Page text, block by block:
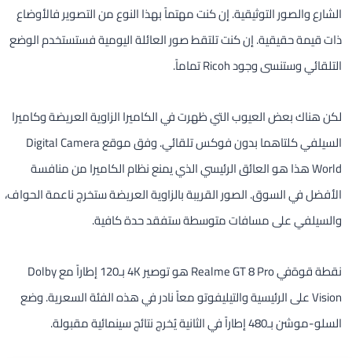
الشارع والصور التوثيقية. إن كنت مهتماً بهذا النوع من التصوير فالأوضاع
ذات قيمة حقيقية. إن كنت تلتقط صور العائلة اليومية فستستخدم الوضع
التلقائي وستنسى وجود Ricoh تماماً.
لكن هناك بعض العيوب التي ظهرت في الكاميرا الزاوية العريضة وكاميرا
السيلفي كلتاهما بدون فوكس تلقائي. وفق موقع Digital Camera
World هذا هو العائق الرئيسي الذي يمنع نظام الكاميرا من منافسة
الأفضل في السوق. الصور القريبة بالزاوية العريضة ستخرج ناعمة الحواف،
والسيلفي على مسافات متوسطة ستفقد حدة كافية.
نقطة قوةفي Realme GT 8 Pro هو توصير 4K بـ120 إطاراً مع Dolby
Vision على الرئيسية والتيليفوتو معاً نادر في هذه الفئة السعرية. وضع
السلو-موشن بـ480 إطاراً في الثانية يُخرج نتائج سينمائية مقبولة.